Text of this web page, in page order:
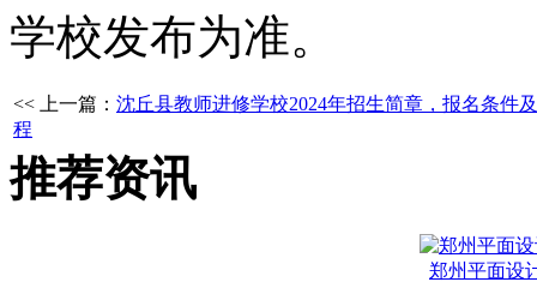
学校发布为准。
<< 上一篇： 沈丘县教师进修学校2024年招生简章，报名条件
程
推荐资讯
郑州平面设